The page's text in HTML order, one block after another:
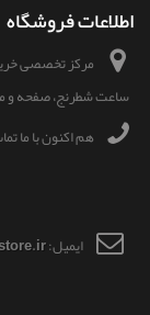
اطلاعات فروشگاه
مرکز تخصصی
ساعت شطرنج، صفحه و
هم اکنون با ما
ایمیل: